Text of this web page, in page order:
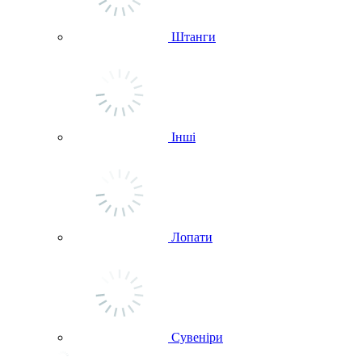
Штанги
Інші
Лопати
Сувеніри